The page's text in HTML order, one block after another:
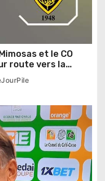
et le CO
route vers la